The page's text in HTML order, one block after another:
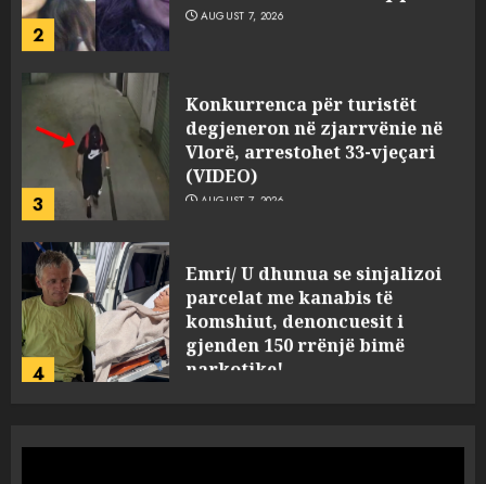
2
AUGUST 7, 2026
3
Konkurrenca për turistët
degjeneron në zjarrvënie në
Vlorë, arrestohet 33-vjeçari
(VIDEO)
AUGUST 7, 2026
4
Emri/ U dhunua se sinjalizoi
parcelat me kanabis të
komshiut, denoncuesit i
gjenden 150 rrënjë bimë
narkotike!